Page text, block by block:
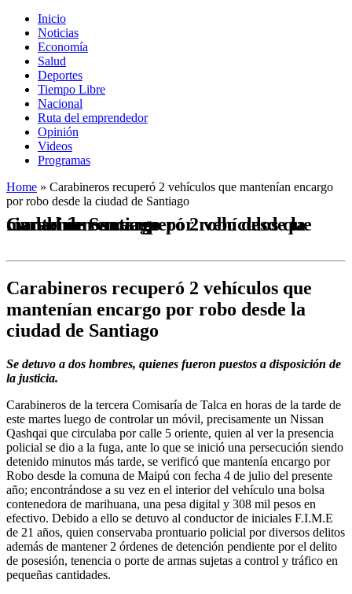
Inicio
Noticias
Economía
Salud
Deportes
Tiempo Libre
Nacional
Ruta del emprendedor
Opinión
Videos
Programas
Home » Carabineros recuperó 2 vehículos que mantenían encargo
por robo desde la ciudad de Santiago
Carabineros recuperó 2 vehículos que mantenían encargo por robo desde la ciudad de Santiago
Carabineros recuperó 2 vehículos que
mantenían encargo por robo desde la
ciudad de Santiago
Se detuvo a dos hombres, quienes fueron puestos a disposición de
la justicia.
Carabineros de la tercera Comisaría de Talca en horas de la tarde de
este martes luego de controlar un móvil, precisamente un Nissan
Qashqai que circulaba por calle 5 oriente, quien al ver la presencia
policial se dio a la fuga, ante lo que se inició una persecución siendo
detenido minutos más tarde, se verificó que mantenía encargo por
Robo desde la comuna de Maipú con fecha 4 de julio del presente
año; encontrándose a su vez en el interior del vehículo una bolsa
contenedora de marihuana, una pesa digital y 308 mil pesos en
efectivo. Debido a ello se detuvo al conductor de iniciales F.I.M.E
de 21 años, quien conservaba prontuario policial por diversos delitos
además de mantener 2 órdenes de detención pendiente por el delito
de posesión, tenencia o porte de armas sujetas a control y tráfico en
pequeñas cantidades.